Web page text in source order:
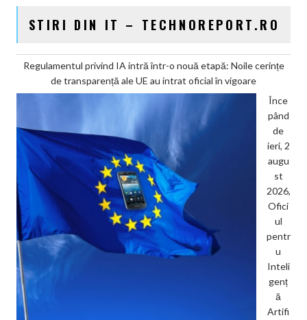
STIRI DIN IT – TECHNOREPORT.RO
Regulamentul privind IA intră într-o nouă etapă: Noile cerințe
de transparență ale UE au intrat oficial în vigoare
Înce
pând
de
ieri, 2
augu
st
2026,
Ofici
ul
pentr
u
Inteli
genț
ă
Artifi